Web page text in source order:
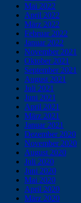
Mai 2022
April 2022
März 2022
Februar 2022
Januar 2022
November 2021
Oktober 2021
September 2021
August 2021
Juli 2021
Juni 2021
April 2021
März 2021
Januar 2021
Dezember 2020
November 2020
August 2020
Juli 2020
Juni 2020
Mai 2020
April 2020
März 2020